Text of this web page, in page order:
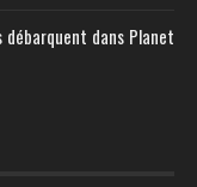
débarquent dans Planet